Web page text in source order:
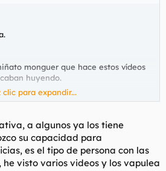
monguer que hace estos vídeos
huyendo.
todo atado y bien atado.
regla.
la cita. Esto es obvio.
clic para expandir...
a algunos ya los tiene
su capacidad para
es el tipo de persona con las
he visto varios videos y los vapulea